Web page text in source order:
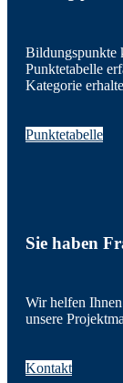
Bildungspunkte
Punktetabelle
Kategorie
Punktetabelle
Sie haben
Wir helfen
unsere
Kontakt